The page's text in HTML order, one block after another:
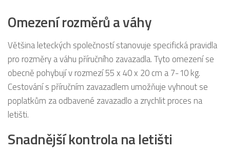
Omezení rozměrů a váhy
Většina leteckých společností stanovuje specifická pravidla
pro rozměry a váhu příručního zavazadla. Tyto omezení se
obecně pohybují v rozmezí 55 x 40 x 20 cm a 7-10 kg.
Cestování s příručním zavazadlem umožňuje vyhnout se
poplatkům za odbavené zavazadlo a zrychlit proces na
letišti.
Snadnější kontrola na letišti